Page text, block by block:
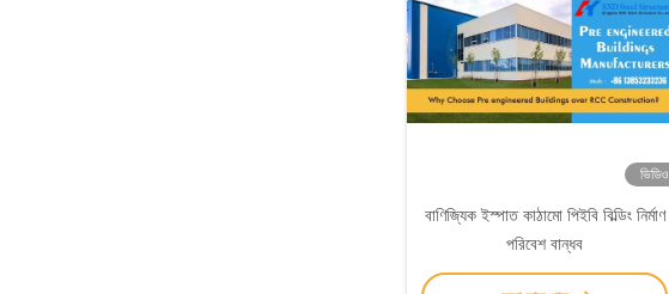
ভিডিও
বাণিজ্যিক ইস্পাত কাঠামো পিইবি বিল্ডিং নির্মাণ
পরিবেশ বান্ধব